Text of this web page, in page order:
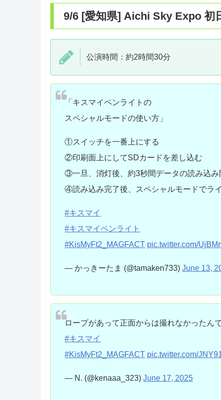
9/6 [愛知県] Aichi Sky Expo 初
公演時間：約2時間30分
「キスマイペンライトの
スペシャルモードの使い方」
①スイッチを一番上にする
②印刷面上にしてSDカードを差し込む
③一旦、消灯後、約3秒間データの読み込み
④読み込み完了後、スペシャルモードでラ
#キスマイ
#キスマイペンライト
#KisMyFt2_MAGFACT pic.twitter.com/
— かっきーたま (@tamaken733)June 13,
ロープがあって正面からは撮れなかったん
#キスマイ
#KisMyFt2_MAGFACT pic.twitter.com/
— N. (@kenaaa_323)June 17, 2025